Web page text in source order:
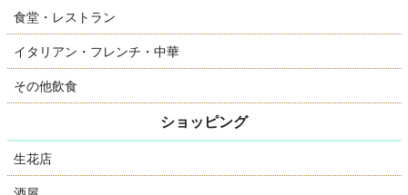
食堂・レストラン
イタリアン・フレンチ・中華
その他飲食
ショッピング
生花店